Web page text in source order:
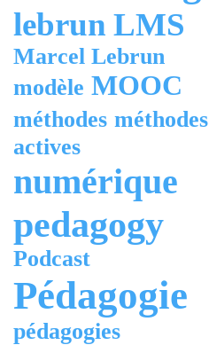
lebrun LMS
Marcel Lebrun
modèle MOOC
méthodes méthodes
actives
numérique
pedagogy
Podcast
Pédagogie
pédagogies